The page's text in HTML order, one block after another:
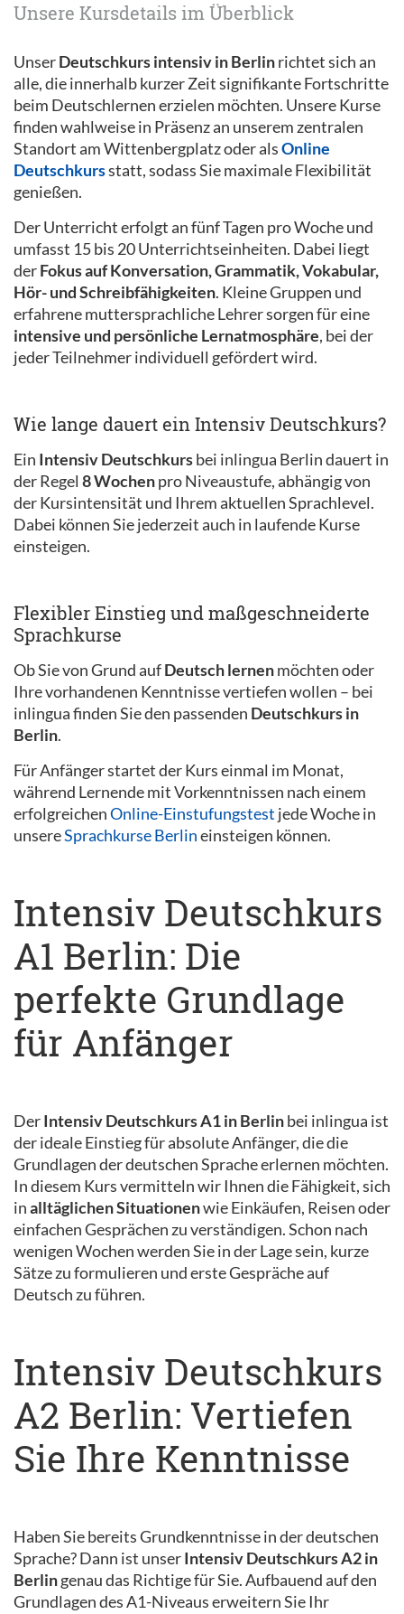
Unsere Kursdetails im Überblick
UnserDeutschkurs intensiv in Berlinrichtet sich an
alle, die innerhalb kurzer Zeit signifikante Fortschritte
beim Deutschlernen erzielen möchten. Unsere Kurse
finden wahlweise in Präsenz an unserem zentralen
Standort am Wittenbergplatz oder alsOnline
Deutschkursstatt, sodass Sie maximale Flexibilität
genießen.
Der Unterricht erfolgt an fünf Tagen pro Woche und
umfasst 15 bis 20 Unterrichtseinheiten. Dabei liegt
derFokus auf Konversation, Grammatik, Vokabular,
Hör- und Schreibfähigkeiten. Kleine Gruppen und
erfahrene muttersprachliche Lehrer sorgen für eine
intensive und persönliche Lernatmosphäre, bei der
jeder Teilnehmer individuell gefördert wird.
Wie lange dauert ein Intensiv Deutschkurs?
Ein Intensiv Deutschkursbei inlingua Berlin dauert in
der Regel 8 Wochenpro Niveaustufe, abhängig von
der Kursintensität und Ihrem aktuellen Sprachlevel.
Dabei können Sie jederzeit auch in laufende Kurse
einsteigen.
Flexibler Einstieg und maßgeschneiderte
Sprachkurse
Ob Sie von Grund aufDeutsch lernenmöchten oder
Ihre vorhandenen Kenntnisse vertiefen wollen – bei
inlingua finden Sie den passenden Deutschkurs in
Berlin.
Für Anfänger startet der Kurs einmal im Monat,
während Lernende mit Vorkenntnissen nach einem
erfolgreichenOnline-Einstufungstest jede Woche in
unsereSprachkurse Berlineinsteigen können.
Intensiv Deutschkurs
A1 Berlin: Die
perfekte Grundlage
für Anfänger
DerIntensiv Deutschkurs A1 in Berlinbei inlingua ist
der ideale Einstieg für absolute Anfänger, die die
Grundlagen der deutschen Sprache erlernen möchten.
In diesem Kurs vermitteln wir Ihnen die Fähigkeit, sich
inalltäglichen Situationenwie Einkäufen, Reisen oder
einfachen Gesprächen zu verständigen. Schon nach
wenigen Wochen werden Sie in der Lage sein, kurze
Sätze zu formulieren und erste Gespräche auf
Deutsch zu führen.
Intensiv Deutschkurs
A2 Berlin: Vertiefen
Sie Ihre Kenntnisse
Haben Sie bereits Grundkenntnisse in der deutschen
Sprache? Dann ist unserIntensiv Deutschkurs A2 in
Berlingenau das Richtige für Sie. Aufbauend auf den
Grundlagen des A1-Niveaus erweitern Sie Ihr